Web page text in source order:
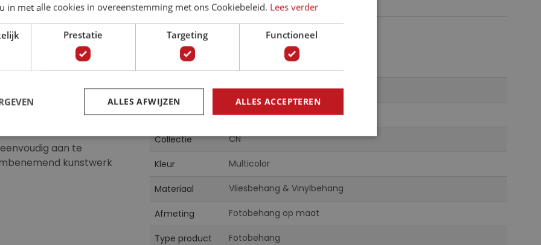
Landschap
kunst met ons
je meeslepen door
dat tot leven
aan te
kunstwerk
Specificaties
informatie
Artikelnummer 14652
EAN 5903011340255
Collectie CN
Kleur Multicolor
Materiaal Vliesbehang & Vinylbehang
Afmeting Fotobehang op maat
Type product Fotobehang
in met alle cookies in overeenstemming met ons Cookiebeleid. Lees verder
Prestatie Targeting Functioneel
ALLES ACCEPTEREN
ALLES AFWIJZEN